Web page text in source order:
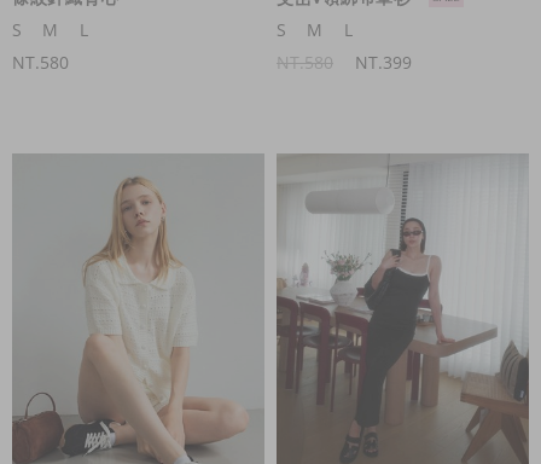
S
M
L
NT.580
S
M
L
NT.580
NT.399